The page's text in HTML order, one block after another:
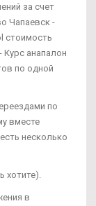
за счет
Чапаевск -
стоимость
анапалон
по одной
по
вместе
несколько
хотите).
в